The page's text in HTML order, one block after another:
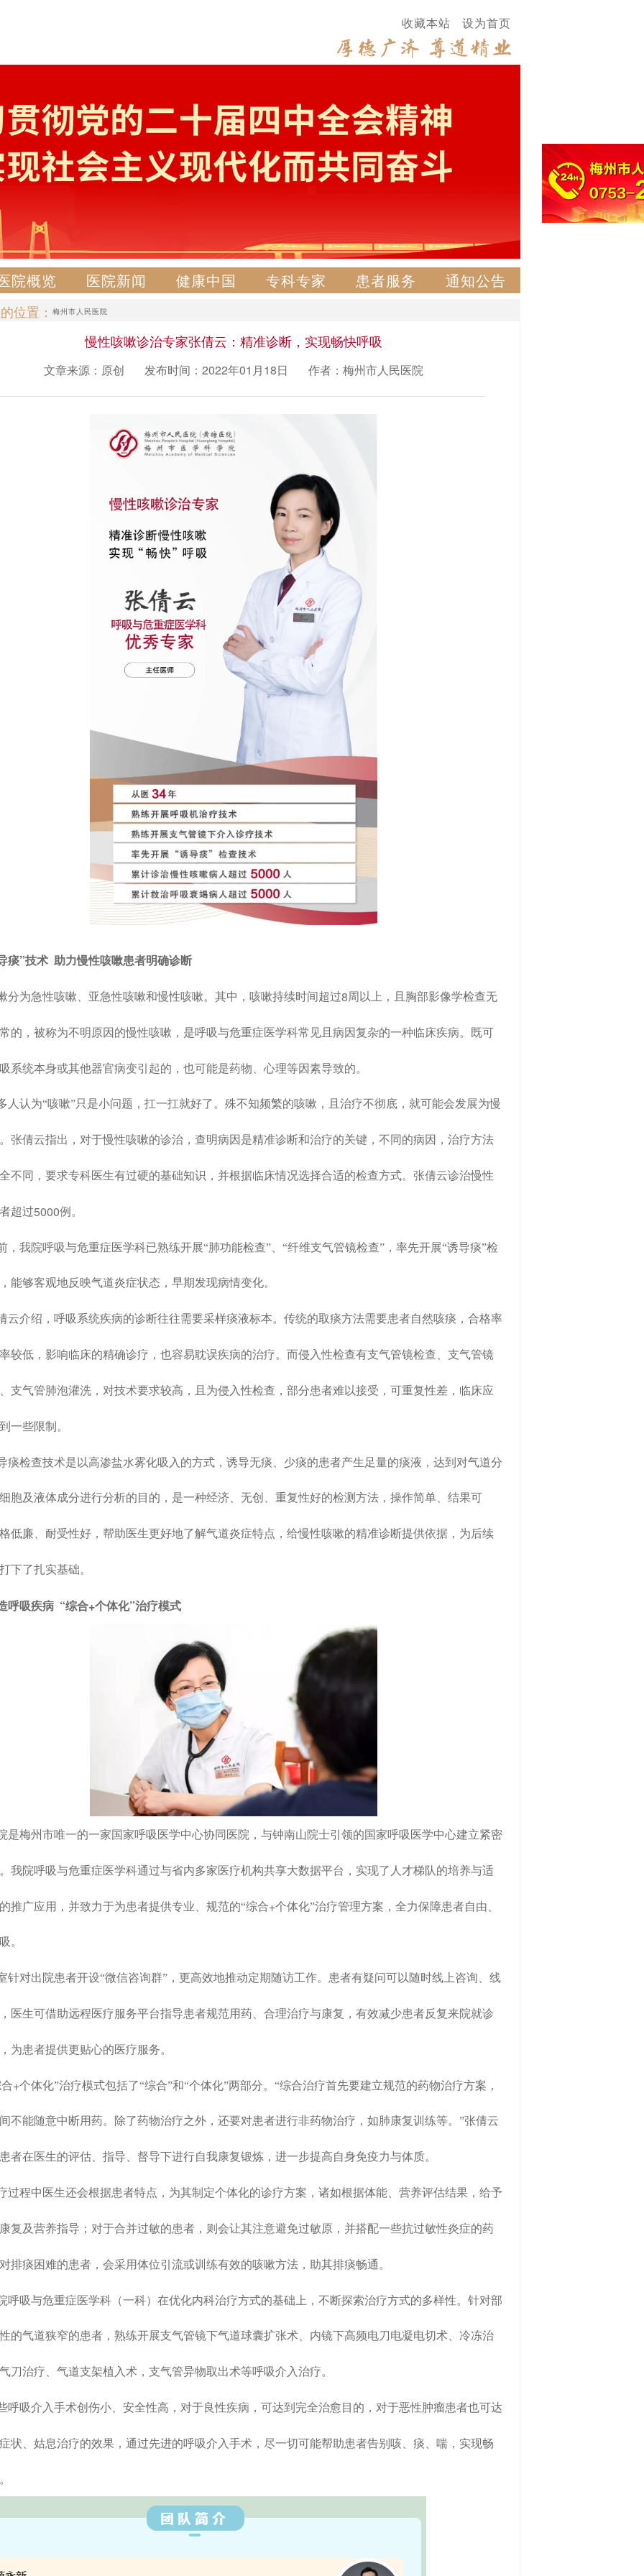
收藏本站 设为首页
院概览 医院新闻 健康中国 专科专家 患者服务 通知公告
位置： 梅州市人民医院
慢性咳嗽诊治专家张倩云：精准诊断，实现畅快呼吸
文章来源：原创 发布时间：2022年01月18日 作者：梅州市人民医院
痰”技术 助力慢性咳嗽患者明确诊断
分为急性咳嗽、亚急性咳嗽和慢性咳嗽。其中，咳嗽持续时间超过8周以上，且胸部影像学检查无
的，被称为不明原因的慢性咳嗽，是呼吸与危重症医学科常见且病因复杂的一种临床疾病。既可
系统本身或其他器官病变引起的，也可能是药物、心理等因素导致的。
人认为“咳嗽”只是小问题，扛一扛就好了。殊不知频繁的咳嗽，且治疗不彻底，就可能会发展为慢
张倩云指出，对于慢性咳嗽的诊治，查明病因是精准诊断和治疗的关键，不同的病因，治疗方法
不同，要求专科医生有过硬的基础知识，并根据临床情况选择合适的检查方式。张倩云诊治慢性
超过5000例。
，我院呼吸与危重症医学科已熟练开展“肺功能检查”、“纤维支气管镜检查”，率先开展“诱导痰”检
能够客观地反映气道炎症状态，早期发现病情变化。
云介绍，呼吸系统疾病的诊断往往需要采样痰液标本。传统的取痰方法需要患者自然咳痰，合格率
较低，影响临床的精确诊疗，也容易耽误疾病的治疗。而侵入性检查有支气管镜检查、支气管镜
支气管肺泡灌洗，对技术要求较高，且为侵入性检查，部分患者难以接受，可重复性差，临床应
一些限制。
痰检查技术是以高渗盐水雾化吸入的方式，诱导无痰、少痰的患者产生足量的痰液，达到对气道分
胞及液体成分进行分析的目的，是一种经济、无创、重复性好的检测方法，操作简单、结果可
低廉、耐受性好，帮助医生更好地了解气道炎症特点，给慢性咳嗽的精准诊断提供依据，为后续
下了扎实基础。
呼吸疾病 “综合+个体化”治疗模式
是梅州市唯一的一家国家呼吸医学中心协同医院，与钟南山院士引领的国家呼吸医学中心建立紧密
我院呼吸与危重症医学科通过与省内多家医疗机构共享大数据平台，实现了人才梯队的培养与适
推广应用，并致力于为患者提供专业、规范的“综合+个体化”治疗管理方案，全力保障患者自由、
。
针对出院患者开设“微信咨询群”，更高效地推动定期随访工作。患者有疑问可以随时线上咨询、线
医生可借助远程医疗服务平台指导患者规范用药、合理治疗与康复，有效减少患者反复来院就诊
为患者提供更贴心的医疗服务。
+个体化”治疗模式包括了“综合”和“个体化”两部分。“综合治疗首先要建立规范的药物治疗方案，
不能随意中断用药。除了药物治疗之外，还要对患者进行非药物治疗，如肺康复训练等。”张倩云
者在医生的评估、指导、督导下进行自我康复锻炼，进一步提高自身免疫力与体质。
过程中医生还会根据患者特点，为其制定个体化的诊疗方案，诸如根据体能、营养评估结果，给予
复及营养指导；对于合并过敏的患者，则会让其注意避免过敏原，并搭配一些抗过敏性炎症的药
排痰困难的患者，会采用体位引流或训练有效的咳嗽方法，助其排痰畅通。
呼吸与危重症医学科（一科）在优化内科治疗方式的基础上，不断探索治疗方式的多样性。针对部
的气道狭窄的患者，熟练开展支气管镜下气道球囊扩张术、内镜下高频电刀电凝电切术、冷冻治
刀治疗、气道支架植入术，支气管异物取出术等呼吸介入治疗。
呼吸介入手术创伤小、安全性高，对于良性疾病，可达到完全治愈目的，对于恶性肿瘤患者也可达
状、姑息治疗的效果，通过先进的呼吸介入手术，尽一切可能帮助患者告别咳、痰、喘，实现畅